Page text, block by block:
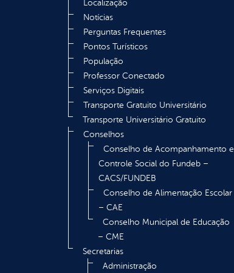
Localização
Notícias
Perguntas Frequentes
Pontos Turísticos
População
Professor Conectado
Serviços Digitais
Transporte Gratuito Universitário
Transporte Universitário Gratuito
Conselhos
Conselho de Acompanhamento e
Controle Social do Fundeb –
CACS/FUNDEB
Conselho de Alimentação Escolar
– CAE
Conselho Municipal de Educação
– CME
Secretarias
Administração